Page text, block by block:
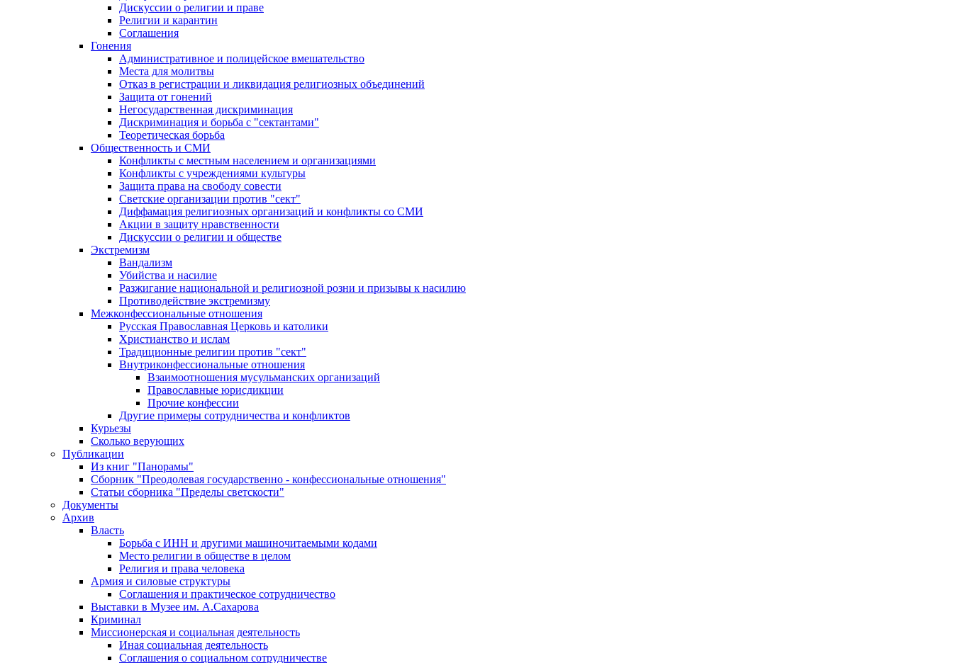
Дискуссии о религии и праве
Религии и карантин
Соглашения
Гонения
Административное и полицейское вмешательство
Места для молитвы
Отказ в регистрации и ликвидация религиозных объединений
Защита от гонений
Негосударственная дискриминация
Дискриминация и борьба с "сектантами"
Теоретическая борьба
Общественность и СМИ
Конфликты с местным населением и организациями
Конфликты с учреждениями культуры
Защита права на свободу совести
Светские организации против "сект"
Диффамация религиозных организаций и конфликты со СМИ
Акции в защиту нравственности
Дискуссии о религии и обществе
Экстремизм
Вандализм
Убийства и насилие
Разжигание национальной и религиозной розни и призывы к насилию
Противодействие экстремизму
Межконфессиональные отношения
Русская Православная Церковь и католики
Христианство и ислам
Традиционные религии против "сект"
Внутриконфессиональные отношения
Взаимоотношения мусульманских организаций
Православные юрисдикции
Прочие конфессии
Другие примеры сотрудничества и конфликтов
Курьезы
Сколько верующих
Публикации
Из книг "Панорамы"
Сборник "Преодолевая государственно - конфессиональные отношения"
Статьи сборника "Пределы светскости"
Документы
Архив
Власть
Борьба с ИНН и другими машиночитаемыми кодами
Место религии в обществе в целом
Религия и права человека
Армия и силовые структуры
Соглашения и практическое сотрудничество
Выставки в Музее им. А.Сахарова
Криминал
Миссионерская и социальная деятельность
Иная социальная деятельность
Соглашения о социальном сотрудничестве